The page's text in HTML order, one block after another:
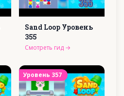
Sand Loop Уровень
355
Смотреть гид →
Уровень 357